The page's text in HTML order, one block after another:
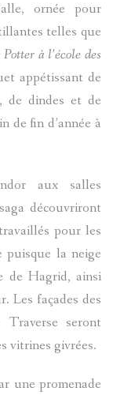
ornée pour
telles que
à l’école des
appétissant de
de dindes et de
de fin d’année à
aux salles
découvriront
pour les
puisque la neige
de Hagrid, ainsi
Les façades des
seront
vitrines givrées.
une promenade